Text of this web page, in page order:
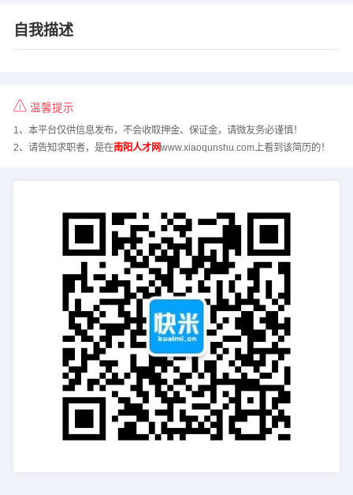
自我描述
温馨提示
1、本平台仅供信息发布，不会收取押金、保证金，请微友务必谨慎！
2、请告知求职者，是在南阳人才网www.xiaoqunshu.com上看到该简历的！